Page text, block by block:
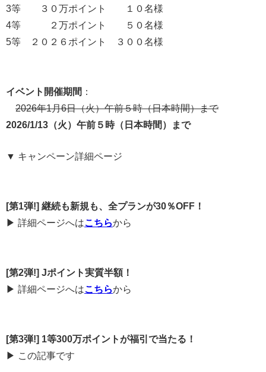
3等 ３０万ポイント １０名様
4等 ２万ポイント ５０名様
5等 ２０２６ポイント ３００名様
イベント開催期間 ：
2026年1月6日（火）午前５時（日本時間）まで
2026/1/13（火） 午前５時（日本時間） まで
▼ キャンペーン詳細ページ
[第1弾!] 継続も新規も、全プランが30％OFF！
▶ 詳細ページへはこちらから
[第2弾!] Jポイント実質半額！
▶ 詳細ページへはこちらから
[第3弾!] 1等300万ポイントが福引で当たる！
▶ この記事です